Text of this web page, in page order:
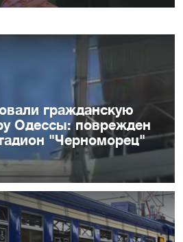
гражданскую
Одессы: поврежден
"Черноморец"